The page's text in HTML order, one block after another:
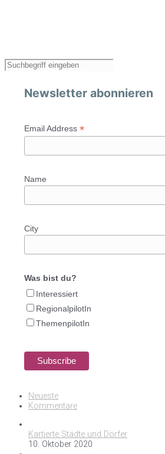
Newsletter abonnieren
Email Address *
Name
City
Was bist du?
Interessiert
RegionalpilotIn
ThemenpilotIn
Neueste
Kommentare
Kartierte Städte und Dörfer
10. Oktober 2020